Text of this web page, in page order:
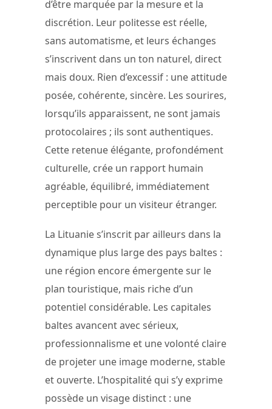
d’être marquée par la mesure et la
discrétion. Leur politesse est réelle,
sans automatisme, et leurs échanges
s’inscrivent dans un ton naturel, direct
mais doux. Rien d’excessif : une attitude
posée, cohérente, sincère. Les sourires,
lorsqu’ils apparaissent, ne sont jamais
protocolaires ; ils sont authentiques.
Cette retenue élégante, profondément
culturelle, crée un rapport humain
agréable, équilibré, immédiatement
perceptible pour un visiteur étranger.
La Lituanie s’inscrit par ailleurs dans la
dynamique plus large des pays baltes :
une région encore émergente sur le
plan touristique, mais riche d’un
potentiel considérable. Les capitales
baltes avancent avec sérieux,
professionnalisme et une volonté claire
de projeter une image moderne, stable
et ouverte. L’hospitalité qui s’y exprime
possède un visage distinct : une